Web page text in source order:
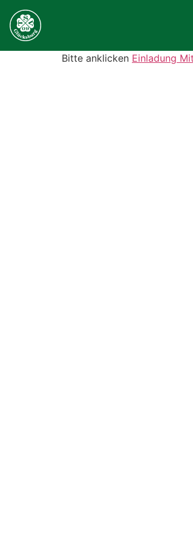
Bitte anklicken Einladung